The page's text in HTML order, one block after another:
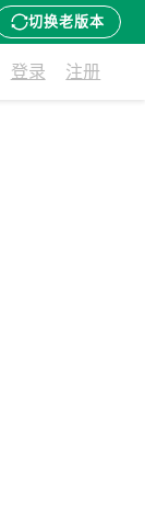
切换老版本
登录 注册